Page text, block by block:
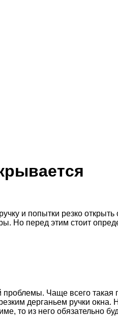
и попытки резко открыть
Но перед этим стоит
Чаще всего такая
дерганьем ручки окна.
то из него обязательно